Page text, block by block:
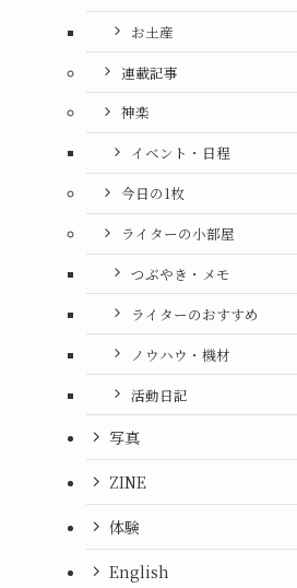
お土産
連載記事
神楽
イベント・日程
今日の1枚
ライターの小部屋
つぶやき・メモ
ライターのおすすめ
ノウハウ・機材
活動日記
写真
ZINE
体験
English